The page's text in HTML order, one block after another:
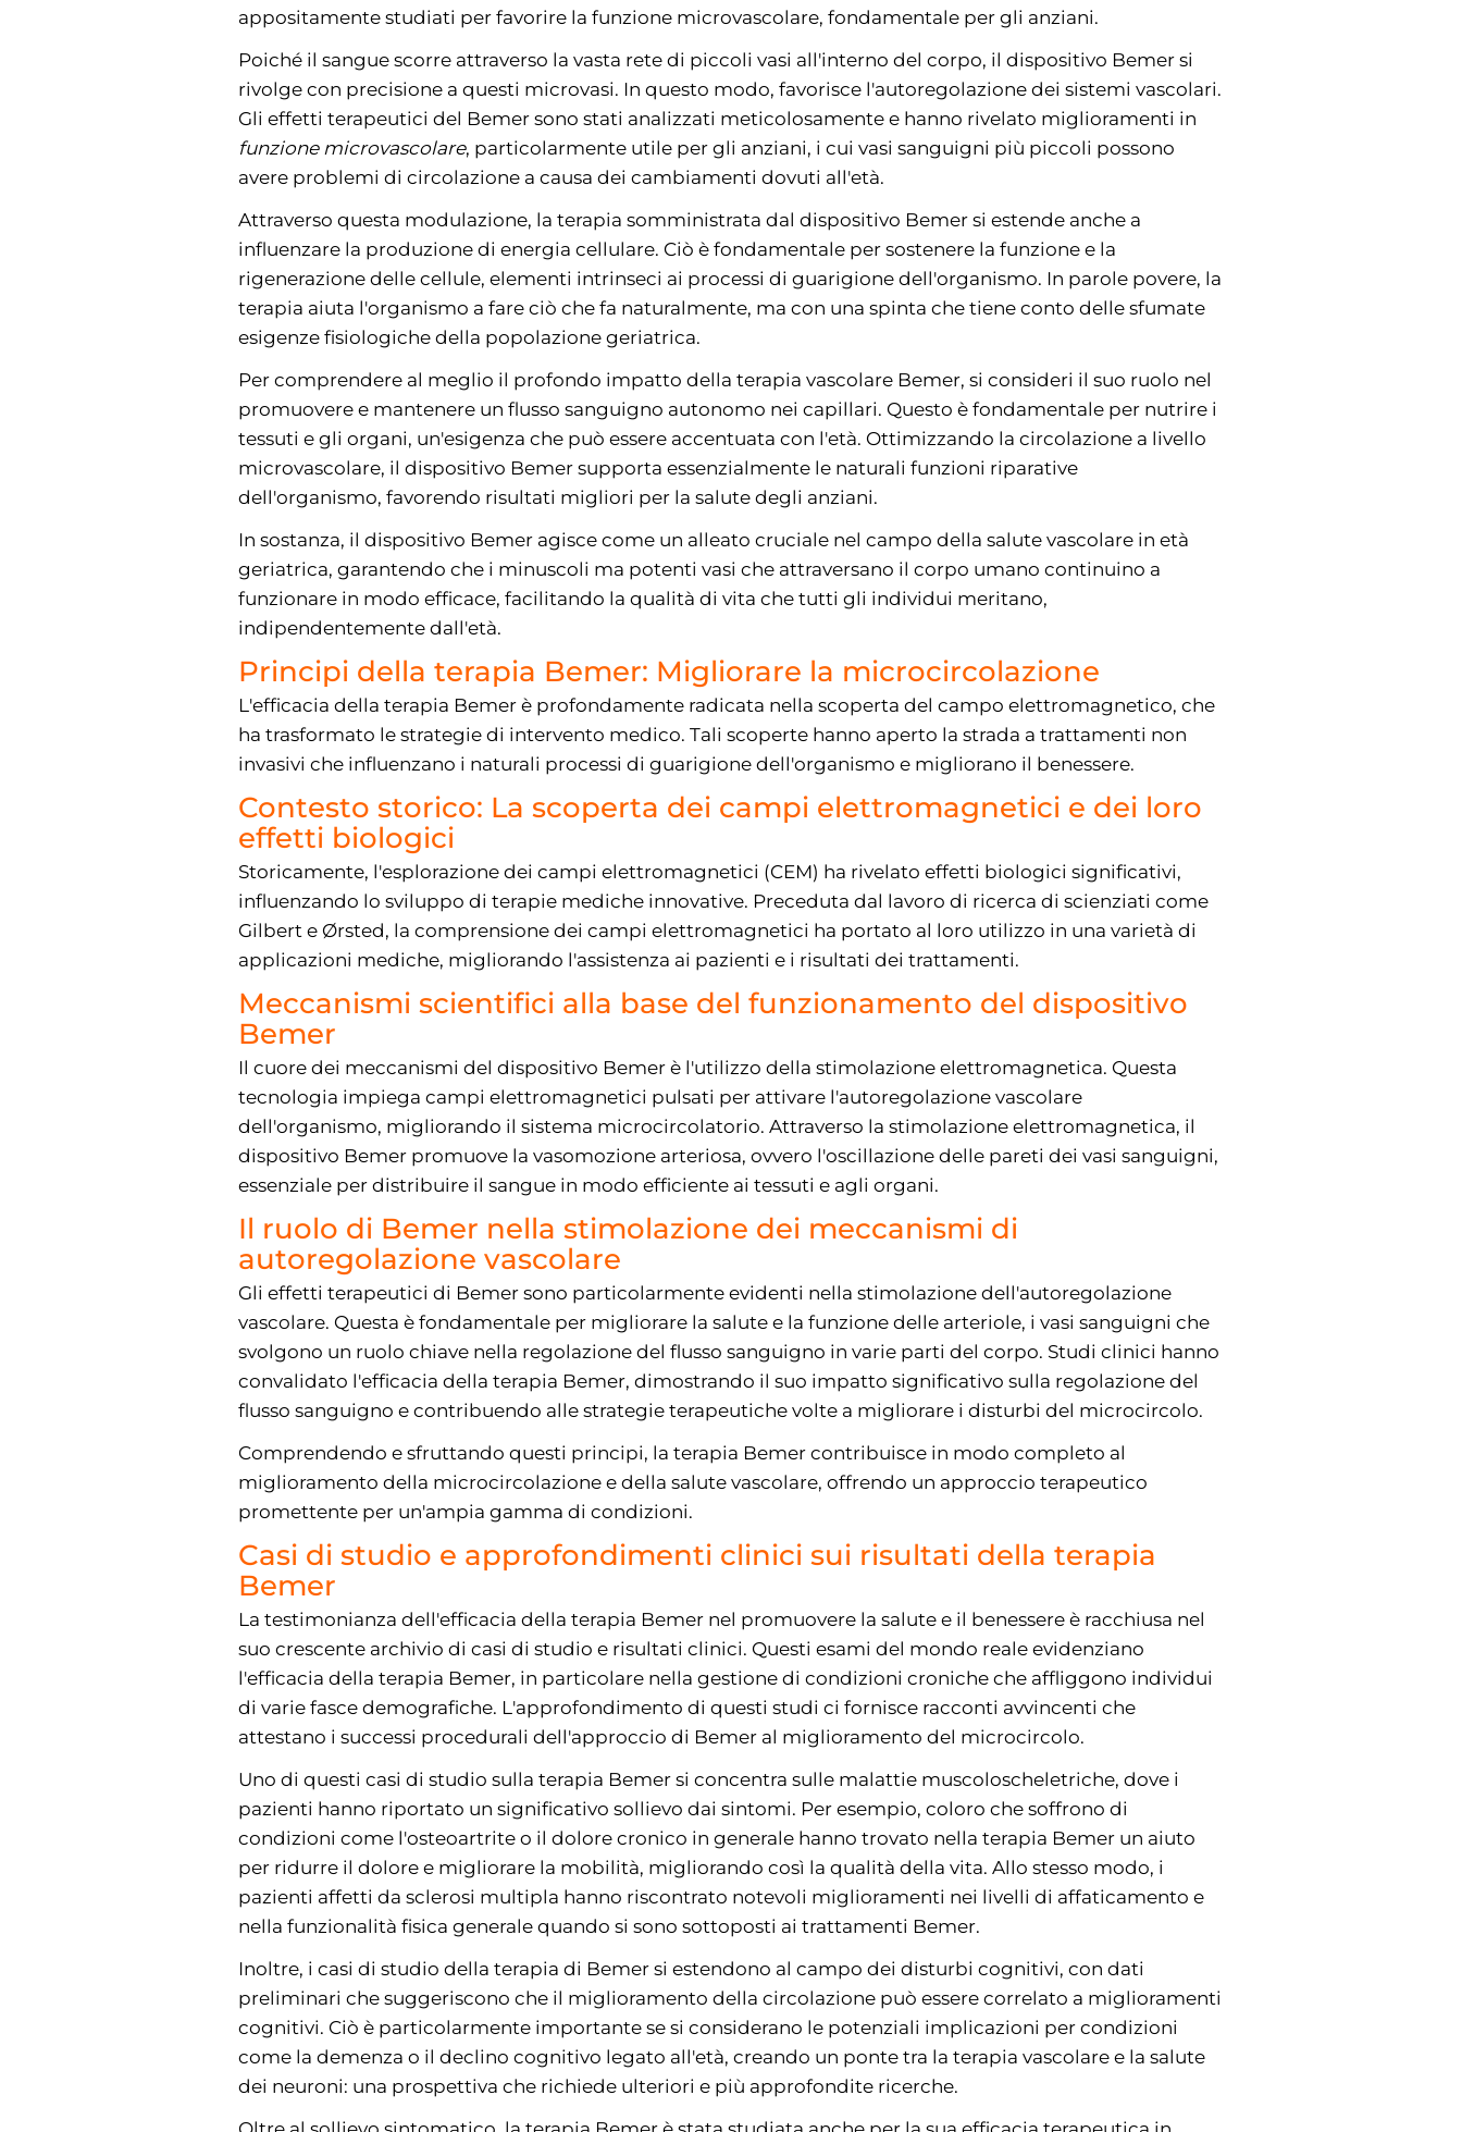
appositamente studiati per favorire la funzione microvascolare, fondamentale per gli anziani.
Poiché il sangue scorre attraverso la vasta rete di piccoli vasi all'interno del corpo, il dispositivo Bemer si
rivolge con precisione a questi microvasi. In questo modo, favorisce l'autoregolazione dei sistemi vascolari.
Gli effetti terapeutici del Bemer sono stati analizzati meticolosamente e hanno rivelato miglioramenti in
funzione microvascolare, particolarmente utile per gli anziani, i cui vasi sanguigni più piccoli possono
avere problemi di circolazione a causa dei cambiamenti dovuti all'età.
Attraverso questa modulazione, la terapia somministrata dal dispositivo Bemer si estende anche a
influenzare la produzione di energia cellulare. Ciò è fondamentale per sostenere la funzione e la
rigenerazione delle cellule, elementi intrinseci ai processi di guarigione dell'organismo. In parole povere, la
terapia aiuta l'organismo a fare ciò che fa naturalmente, ma con una spinta che tiene conto delle sfumate
esigenze fisiologiche della popolazione geriatrica.
Per comprendere al meglio il profondo impatto della terapia vascolare Bemer, si consideri il suo ruolo nel
promuovere e mantenere un flusso sanguigno autonomo nei capillari. Questo è fondamentale per nutrire i
tessuti e gli organi, un'esigenza che può essere accentuata con l'età. Ottimizzando la circolazione a livello
microvascolare, il dispositivo Bemer supporta essenzialmente le naturali funzioni riparative
dell'organismo, favorendo risultati migliori per la salute degli anziani.
In sostanza, il dispositivo Bemer agisce come un alleato cruciale nel campo della salute vascolare in età
geriatrica, garantendo che i minuscoli ma potenti vasi che attraversano il corpo umano continuino a
funzionare in modo efficace, facilitando la qualità di vita che tutti gli individui meritano,
indipendentemente dall'età.
Principi della terapia Bemer: Migliorare la microcircolazione
L'efficacia della terapia Bemer è profondamente radicata nella scoperta del campo elettromagnetico, che
ha trasformato le strategie di intervento medico. Tali scoperte hanno aperto la strada a trattamenti non
invasivi che influenzano i naturali processi di guarigione dell'organismo e migliorano il benessere.
Contesto storico: La scoperta dei campi elettromagnetici e dei loro
effetti biologici
Storicamente, l'esplorazione dei campi elettromagnetici (CEM) ha rivelato effetti biologici significativi,
influenzando lo sviluppo di terapie mediche innovative. Preceduta dal lavoro di ricerca di scienziati come
Gilbert e Ørsted, la comprensione dei campi elettromagnetici ha portato al loro utilizzo in una varietà di
applicazioni mediche, migliorando l'assistenza ai pazienti e i risultati dei trattamenti.
Meccanismi scientifici alla base del funzionamento del dispositivo
Bemer
Il cuore dei meccanismi del dispositivo Bemer è l'utilizzo della stimolazione elettromagnetica. Questa
tecnologia impiega campi elettromagnetici pulsati per attivare l'autoregolazione vascolare
dell'organismo, migliorando il sistema microcircolatorio. Attraverso la stimolazione elettromagnetica, il
dispositivo Bemer promuove la vasomozione arteriosa, ovvero l'oscillazione delle pareti dei vasi sanguigni,
essenziale per distribuire il sangue in modo efficiente ai tessuti e agli organi.
Il ruolo di Bemer nella stimolazione dei meccanismi di
autoregolazione vascolare
Gli effetti terapeutici di Bemer sono particolarmente evidenti nella stimolazione dell'autoregolazione
vascolare. Questa è fondamentale per migliorare la salute e la funzione delle arteriole, i vasi sanguigni che
svolgono un ruolo chiave nella regolazione del flusso sanguigno in varie parti del corpo. Studi clinici hanno
convalidato l'efficacia della terapia Bemer, dimostrando il suo impatto significativo sulla regolazione del
flusso sanguigno e contribuendo alle strategie terapeutiche volte a migliorare i disturbi del microcircolo.
Comprendendo e sfruttando questi principi, la terapia Bemer contribuisce in modo completo al
miglioramento della microcircolazione e della salute vascolare, offrendo un approccio terapeutico
promettente per un'ampia gamma di condizioni.
Casi di studio e approfondimenti clinici sui risultati della terapia
Bemer
La testimonianza dell'efficacia della terapia Bemer nel promuovere la salute e il benessere è racchiusa nel
suo crescente archivio di casi di studio e risultati clinici. Questi esami del mondo reale evidenziano
l'efficacia della terapia Bemer, in particolare nella gestione di condizioni croniche che affliggono individui
di varie fasce demografiche. L'approfondimento di questi studi ci fornisce racconti avvincenti che
attestano i successi procedurali dell'approccio di Bemer al miglioramento del microcircolo.
Uno di questi casi di studio sulla terapia Bemer si concentra sulle malattie muscoloscheletriche, dove i
pazienti hanno riportato un significativo sollievo dai sintomi. Per esempio, coloro che soffrono di
condizioni come l'osteoartrite o il dolore cronico in generale hanno trovato nella terapia Bemer un aiuto
per ridurre il dolore e migliorare la mobilità, migliorando così la qualità della vita. Allo stesso modo, i
pazienti affetti da sclerosi multipla hanno riscontrato notevoli miglioramenti nei livelli di affaticamento e
nella funzionalità fisica generale quando si sono sottoposti ai trattamenti Bemer.
Inoltre, i casi di studio della terapia di Bemer si estendono al campo dei disturbi cognitivi, con dati
preliminari che suggeriscono che il miglioramento della circolazione può essere correlato a miglioramenti
cognitivi. Ciò è particolarmente importante se si considerano le potenziali implicazioni per condizioni
come la demenza o il declino cognitivo legato all'età, creando un ponte tra la terapia vascolare e la salute
dei neuroni: una prospettiva che richiede ulteriori e più approfondite ricerche.